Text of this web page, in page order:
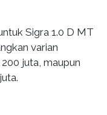
Sigra 1.0 D MT
varian
juta, maupun